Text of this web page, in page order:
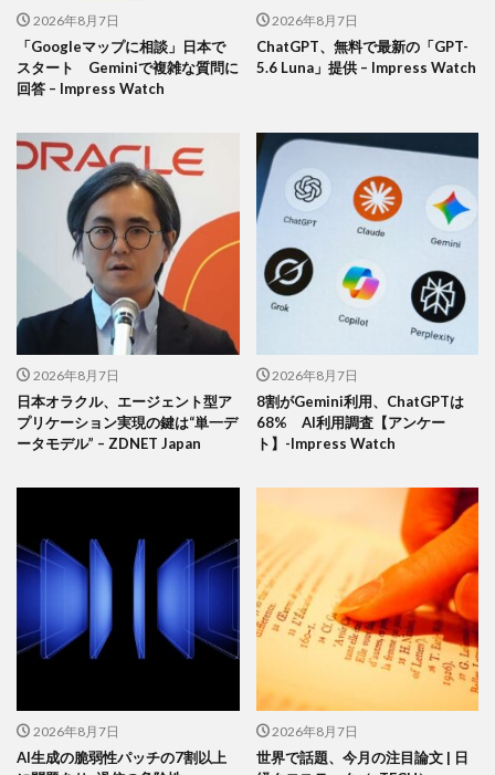
2026年8月7日
「Googleマップに相談」日本で
スタート Geminiで複雑な質問に
回答 – Impress Watch
2026年8月7日
ChatGPT、無料で最新の「GPT-
5.6 Luna」提供 – Impress Watch
2026年8月7日
日本オラクル、エージェント型ア
プリケーション実現の鍵は“単一デ
ータモデル” – ZDNET Japan
2026年8月7日
8割がGemini利用、ChatGPTは
68% AI利用調査【アンケー
ト】-Impress Watch
2026年8月7日
AI生成の脆弱性パッチの7割以上
2026年8月7日
世界で話題、今月の注目論文 | 日